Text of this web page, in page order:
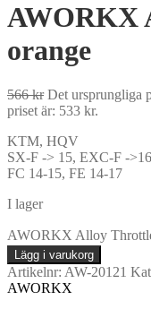
AWORKX
orange
566kr Det ursprungliga
priset är: 533 kr.
KTM, HQV
SX-F -> 15, EXC-F ->16
FC 14-15, FE 14-17
I lager
AWORKX Alloy
Lägg i varukorg
Artikelnr: AW-20121
AWORKX